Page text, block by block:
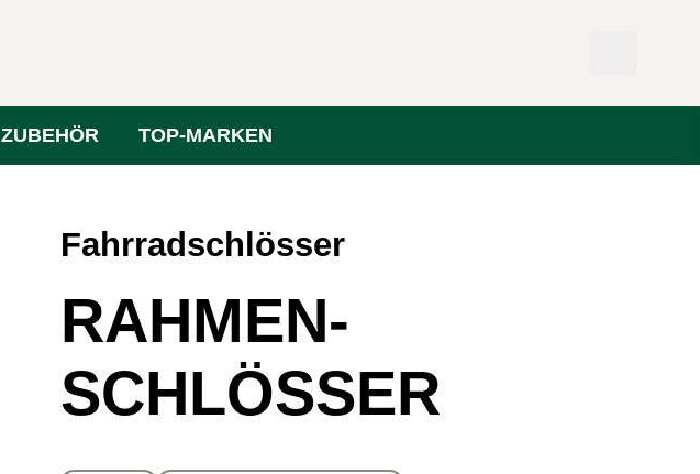
ZUBEHÖR TOP-MARKEN
Fahrradschlösser
RAHMEN­
SCHLÖSSER